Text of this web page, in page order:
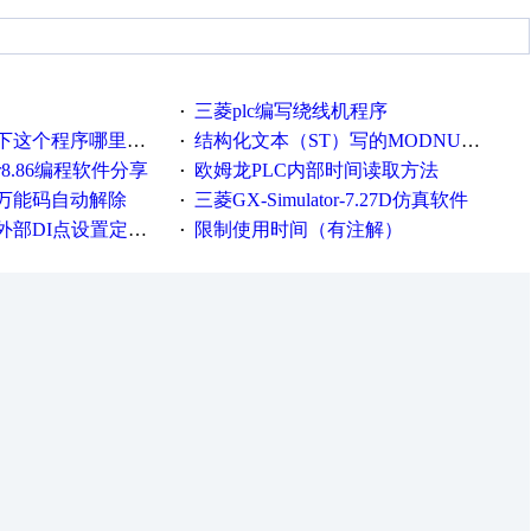
·
三菱plc编写绕线机程序
个程序哪里错了
· 结构化文本（ST）写的MODNUSCRC16校验程序
编程软件分享
·
欧姆龙PLC内部时间读取方法
能码自动解除
·
三菱GX-Simulator-7.27D仿真软件
点设置定时器时间
· 限制使用时间（有注解）